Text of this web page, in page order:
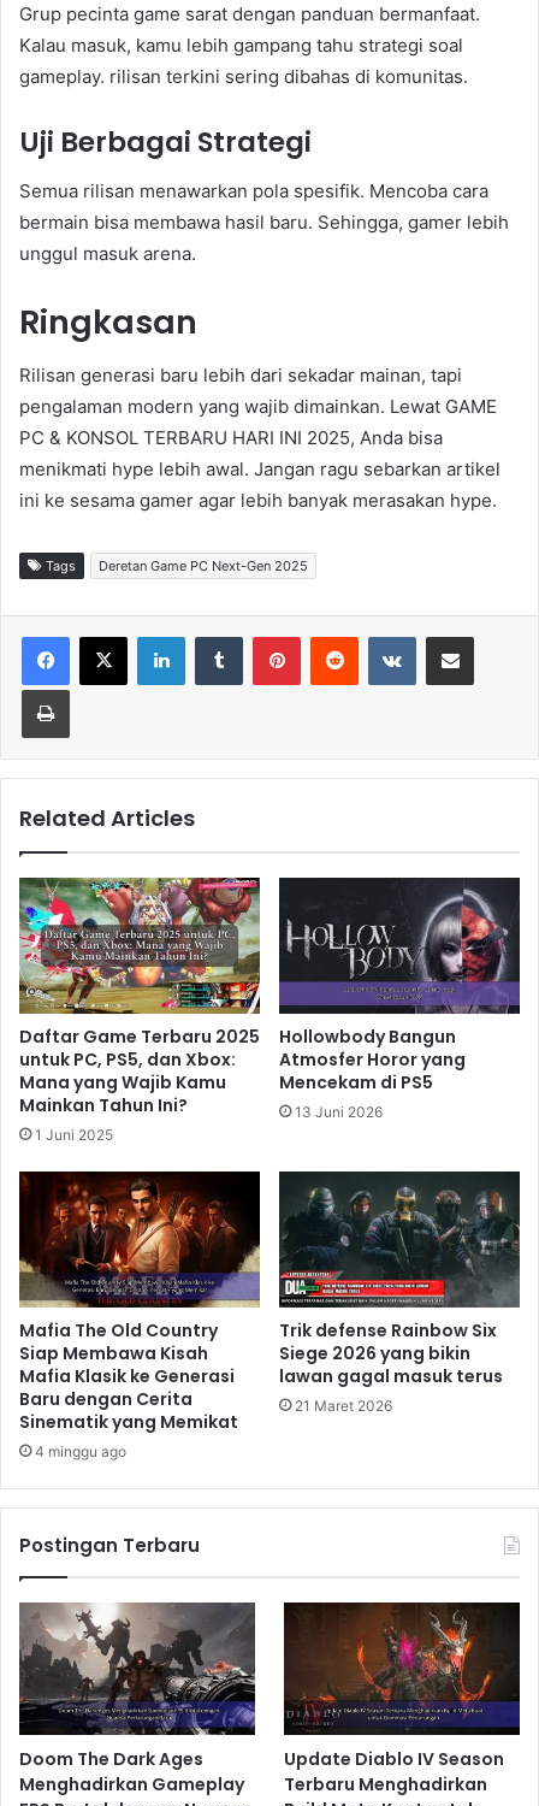
Grup pecinta game sarat dengan panduan bermanfaat.
Kalau masuk, kamu lebih gampang tahu strategi soal
gameplay. rilisan terkini sering dibahas di komunitas.
Uji Berbagai Strategi
Semua rilisan menawarkan pola spesifik. Mencoba cara
bermain bisa membawa hasil baru. Sehingga, gamer lebih
unggul masuk arena.
Ringkasan
Rilisan generasi baru lebih dari sekadar mainan, tapi
pengalaman modern yang wajib dimainkan. Lewat GAME
PC & KONSOL TERBARU HARI INI 2025, Anda bisa
menikmati hype lebih awal. Jangan ragu sebarkan artikel
ini ke sesama gamer agar lebih banyak merasakan hype.
Tags Deretan Game PC Next-Gen 2025
Related Articles
Daftar Game Terbaru 2025
untuk PC, PS5, dan Xbox:
Mana yang Wajib Kamu
Mainkan Tahun Ini?
1 Juni 2025
Hollowbody Bangun
Atmosfer Horor yang
Mencekam di PS5
13 Juni 2026
Mafia The Old Country
Siap Membawa Kisah
Mafia Klasik ke Generasi
Baru dengan Cerita
Sinematik yang Memikat
4 minggu ago
Trik defense Rainbow Six
Siege 2026 yang bikin
lawan gagal masuk terus
21 Maret 2026
Postingan Terbaru
Doom The Dark Ages
Menghadirkan Gameplay
Update Diablo IV Season
Terbaru Menghadirkan